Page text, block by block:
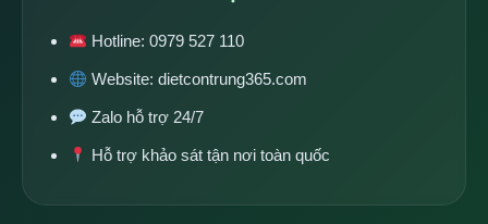
Hotline:0979 527 110
Website:dietcontrung365.com
Zalo hỗ trợ 24/7
Hỗ trợ khảo sát tận nơi toàn quốc